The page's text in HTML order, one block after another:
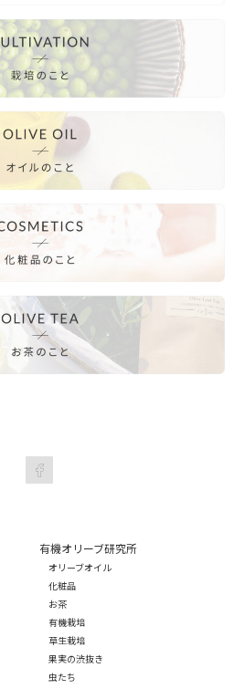
有機オリーブ研究所
オリーブオイル
化粧品
お茶
有機栽培
草生栽培
果実の渋抜き
虫たち